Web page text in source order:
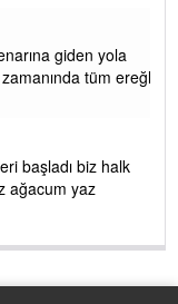
giden yola
tüm ereğli
biz halk
yaz